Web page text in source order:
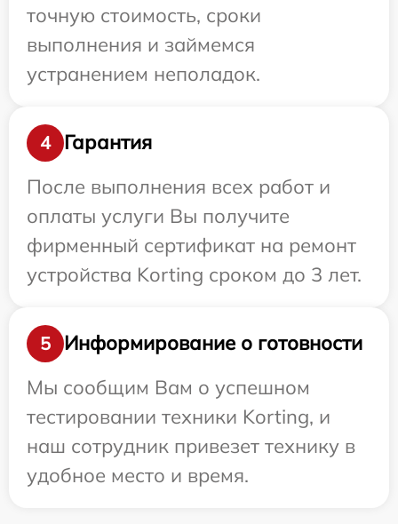
точную стоимость, сроки
выполнения и займемся
устранением неполадок.
4
Гарантия
После выполнения всех работ и
оплаты услуги Вы получите
фирменный сертификат на ремонт
устройства Korting сроком до 3 лет.
5
Информирование о готовности
Мы сообщим Вам о успешном
тестировании техники Korting, и
наш сотрудник привезет технику в
удобное место и время.